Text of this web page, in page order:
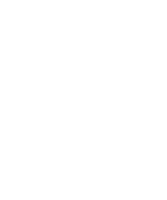
Sobre la gestión del
nacional, ha hecho
menos tiempo
selección española
gran capacidad de
todos ellos como
partidos y las
juventud actual, “sois